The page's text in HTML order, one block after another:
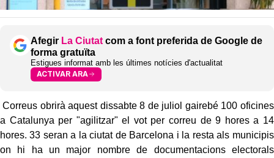
Afegir La Ciutat com a font preferida de Google de
forma gratuïta
Estigues informat amb les últimes notícies d'actualitat
ACTIVAR ARA
Correus obrirà aquest dissabte 8 de juliol gairebé 100 oficines
a Catalunya per "agilitzar" el vot per correu de 9 hores a 14
hores. 33 seran a la ciutat de Barcelona i la resta als municipis
on hi ha un major nombre de documentacions electorals